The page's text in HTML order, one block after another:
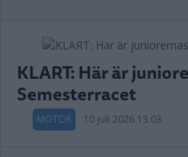
KLART: Här är
Semesterracet
MOTOR 10 juli 2026 13.03